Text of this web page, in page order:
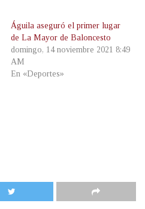
Águila aseguró el primer lugar
de La Mayor de Baloncesto
domingo, 14 noviembre 2021 8:49
AM
En «Deportes»